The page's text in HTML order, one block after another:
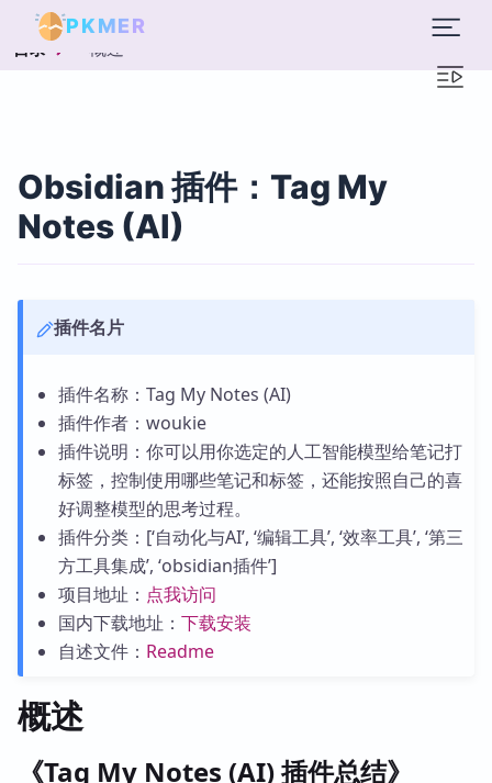
PKMER
目录 概述
Obsidian 插件：Tag My
Notes (AI)
插件名片
插件名称：Tag My Notes (AI)
插件作者：woukie
插件说明：你可以用你选定的人工智能模型给笔记打
标签，控制使用哪些笔记和标签，还能按照自己的喜
好调整模型的思考过程。
插件分类：[‘自动化与AI’, ‘编辑工具’, ‘效率工具’, ‘第三
方工具集成’, ‘obsidian插件’]
项目地址： 点我访问
国内下载地址： 下载安装
自述文件： Readme
概述
《Tag My Notes (AI) 插件总结》